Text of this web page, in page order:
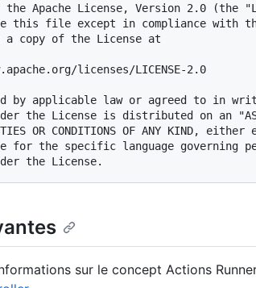
the Apache License, Version 2.0 (the
this file except in compliance with
a copy of the License at
by applicable law or agreed to in
the License is distributed on an
OR CONDITIONS OF ANY KIND,
for the specific language governing
sur le concept Actions